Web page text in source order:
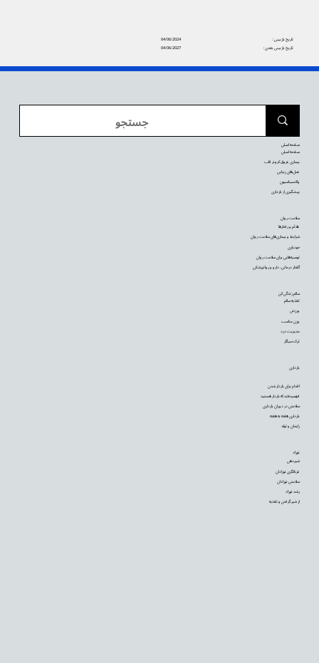
04/06/2024
تاریخ بازبینی:
04/06/2027
تاریخ بازبینی بعدی:
نوزاد
شیردهی
غربالگری نوزادان
سلامتی نوزادان
رشد نوزاد
از شیر گرفتن و تغذیه
بارداری
اقدام برای باردار شدن
فهمیده‌اید که باردار هستید
سلامتی در دوران بارداری
بارداری هفته به هفته
زایمان و تولد
سالم زندگی کن
تغذیه سالم
ورزش
وزن مناسب
مدیریت درد
ترک سیگار
سلامت روان
علائم و رفتارها
شرایط و بیماری‌های سلامت روان
خودیاری
توصیه‌‌هایی برای سلامت روان
گفتار درمانی، دارو و روانپزشکی
صفحه اصلی
صفحه اصلی
بیماری عروق کرونر قلب
عمل‌های زیبایی
واکسیناسیون
پیشگیری از بارداری